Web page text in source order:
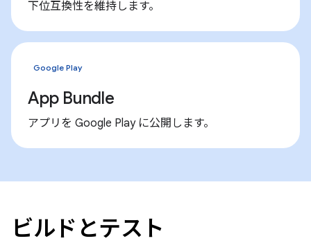
下位互換性を維持します。
Google Play
App Bundle
アプリを Google Play に公開します。
ビルドとテスト